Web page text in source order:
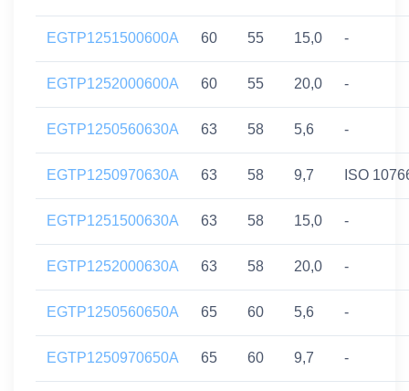
EGTP1251500600A 60 55 15,0 -
EGTP1252000600A 60 55 20,0 -
EGTP1250560630A 63 58 5,6 -
EGTP1250970630A 63 58 9,7 ISO
EGTP1251500630A 63 58 15,0 -
EGTP1252000630A 63 58 20,0 -
EGTP1250560650A 65 60 5,6 -
EGTP1250970650A 65 60 9,7 -